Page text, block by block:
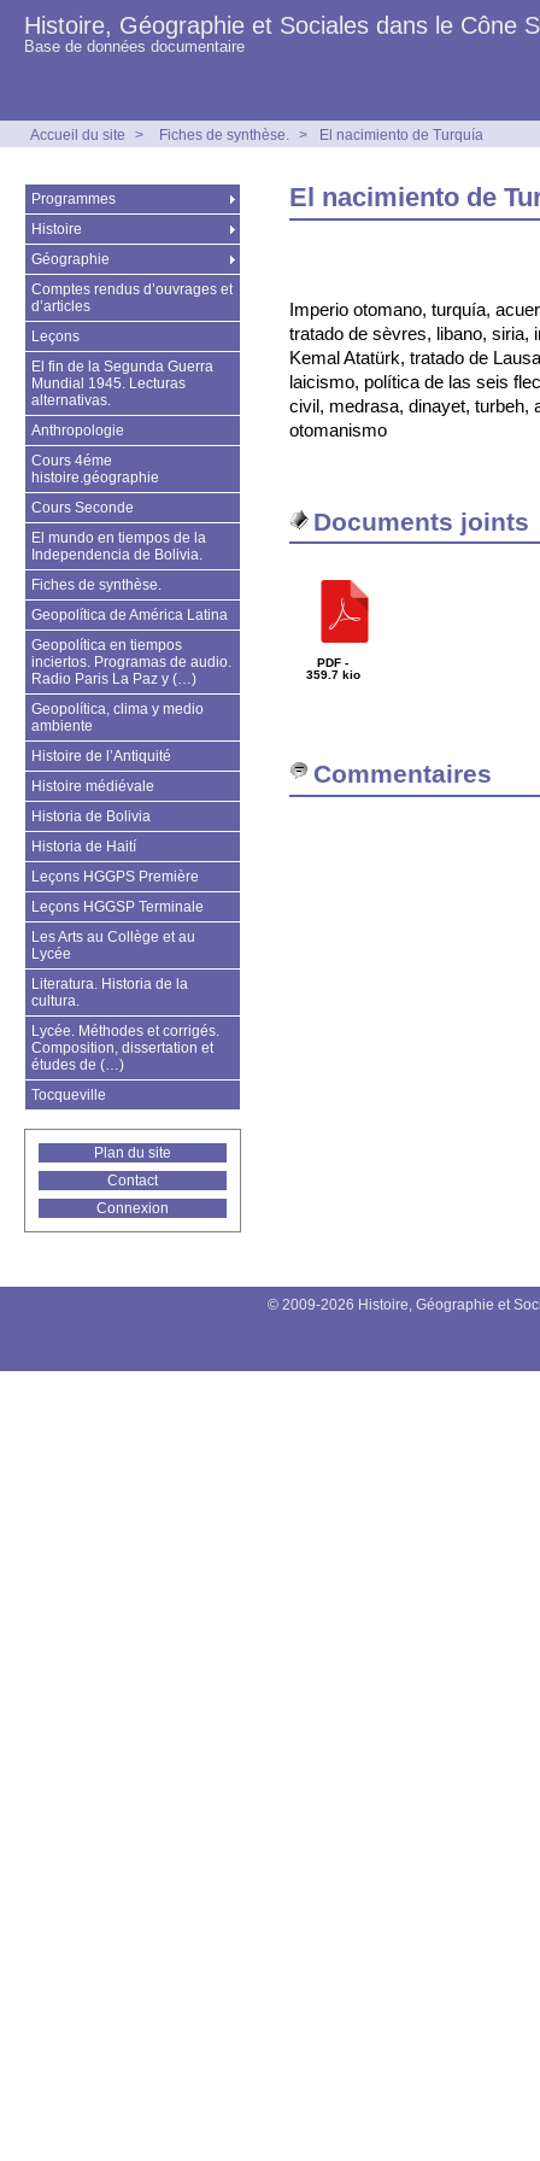
Histoire, Géographie et Sociales dans le Cône
Base de données documentaire
Accueil du site > Fiches de synthèse. > El nacimiento de Turquía
El nacimiento de
Imperio otomano, turquía,
tratado de sèvres, libano, siria,
Kemal Atatürk, tratado de
laicismo, política de las seis
civil, medrasa, dinayet, turbeh,
otomanismo
Documents joints
PDF -
359.7 kio
Commentaires
Programmes
Histoire
Géographie
Comptes rendus d’ouvrages et
d’articles
Leçons
El fin de la Segunda Guerra
Mundial 1945. Lecturas
alternativas.
Anthropologie
Cours 4éme
histoire.géographie
Cours Seconde
El mundo en tiempos de la
Independencia de Bolivia.
Fiches de synthèse.
Geopolítica de América Latina
Geopolítica en tiempos
inciertos. Programas de audio.
Radio Paris La Paz y (…)
Geopolítica, clima y medio
ambiente
Histoire de l’Antiquité
Histoire médiévale
Historia de Bolivia
Historia de Haití
Leçons HGGPS Première
Leçons HGGSP Terminale
Les Arts au Collège et au
Lycée
Literatura. Historia de la
cultura.
Lycée. Méthodes et corrigés.
Composition, dissertation et
études de (…)
Tocqueville
Plan du site
Contact
Connexion
© 2009-2026 Histoire, Géographie et